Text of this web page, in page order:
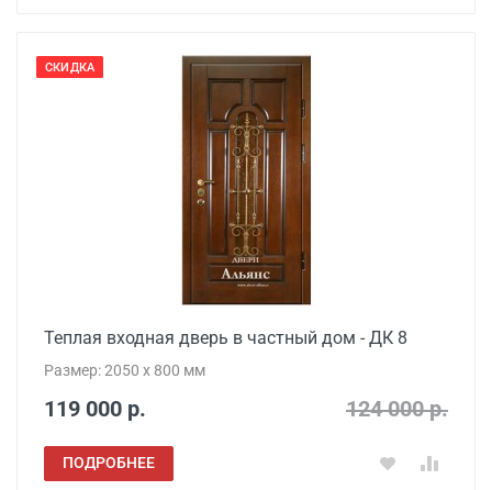
СКИДКА
Теплая входная дверь в частный дом - ДК 8
Размер: 2050 x 800 мм
119 000 р. 124 000 р.
ПОДРОБНЕЕ